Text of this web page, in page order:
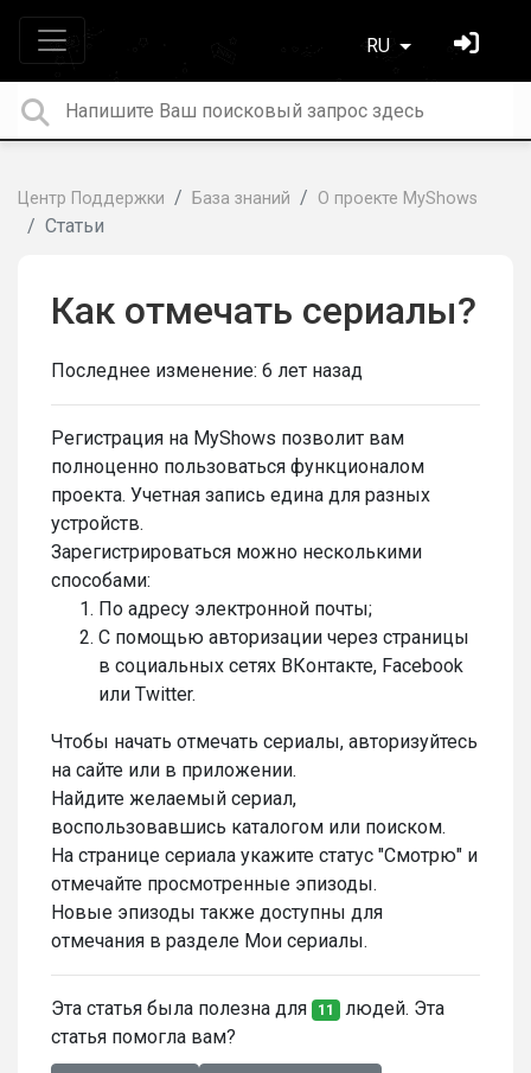
RU
Центр Поддержки База знаний О проекте MyShows
Статьи
Как отмечать сериалы?
Последнее изменение: 6 лет назад
Регистрация на MyShows позволит вам
полноценно пользоваться функционалом
проекта. Учетная запись едина для разных
устройств.
Зарегистрироваться можно несколькими
способами:
По адресу электронной почты;
С помощью авторизации через страницы
в социальных сетях ВКонтакте, Facebook
или Twitter.
Чтобы начать отмечать сериалы, авторизуйтесь
на сайте или в приложении.
Найдите желаемый сериал,
воспользовавшись каталогом или поиском.
На странице сериала укажите статус "Смотрю" и
отмечайте просмотренные эпизоды.
Новые эпизоды также доступны для
отмечания в разделе Мои сериалы.
Эта статья была полезна для 11 людей. Эта
статья помогла вам?